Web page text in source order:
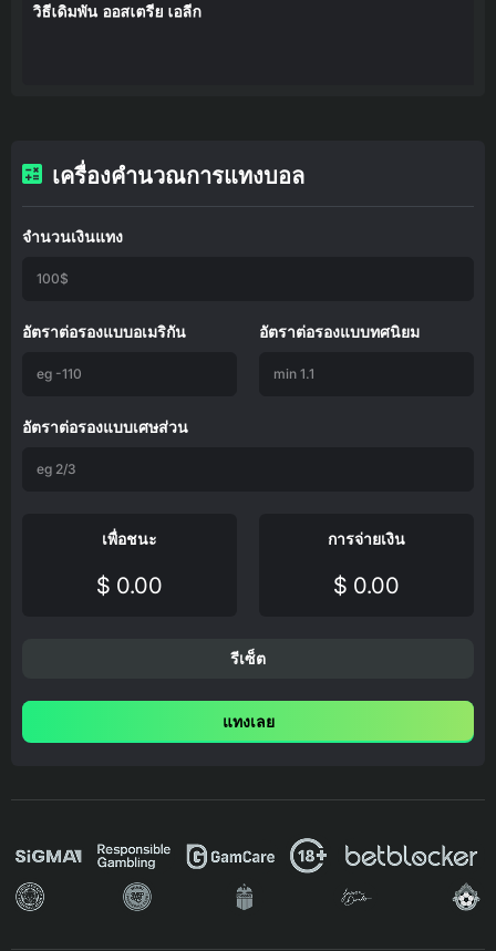
วิธีเดิมพัน ออสเตรีย เอลีก
เครื่องคำนวณการแทงบอล
จำนวนเงินแทง
อัตราต่อรองแบบอเมริกัน อัตราต่อรองแบบทศนิยม
อัตราต่อรองแบบเศษส่วน
เพื่อชนะ
$ 0.00
การจ่ายเงิน
$ 0.00
รีเซ็ต
แทงเลย